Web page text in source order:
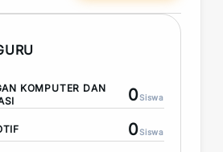
KOMPUTER DAN
0Siswa
0Siswa